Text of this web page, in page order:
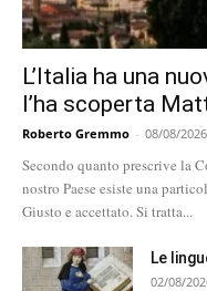
L’Italia ha una
l’ha scoperta
Roberto Gremmo - 08/08/2026
Secondo quanto prescrive la
nostro Paese esiste una
Giusto e accettato. Si tratta...
Le
02/08/